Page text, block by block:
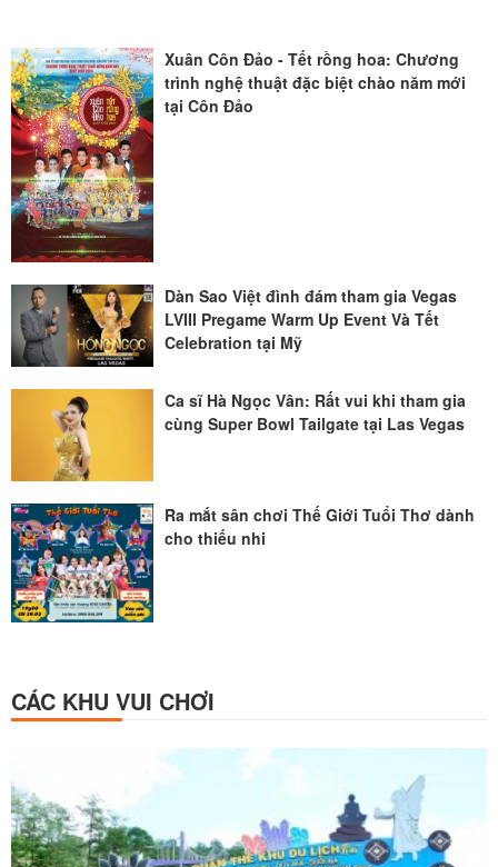
Xuân Côn Đảo - Tết rồng hoa: Chương
trình nghệ thuật đặc biệt chào năm mới
tại Côn Đảo
Dàn Sao Việt đình đám tham gia Vegas
LVIII Pregame Warm Up Event Và Tết
Celebration tại Mỹ
Ca sĩ Hà Ngọc Vân: Rất vui khi tham gia
cùng Super Bowl Tailgate tại Las Vegas
Ra mắt sân chơi Thế Giới Tuổi Thơ dành
cho thiếu nhi
CÁC KHU VUI CHƠI